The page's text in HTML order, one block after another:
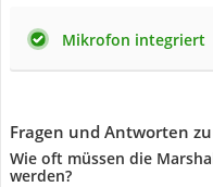
Mikrofon integriert
Fragen und Antworten
Wie oft müssen die
werden?